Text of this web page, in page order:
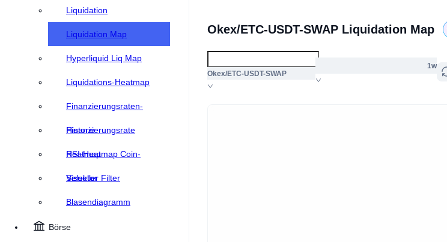
Liquidation
Liquidation Map
Hyperliquid Liq Map
Liquidations-Heatmap
Finanzierungsraten-
Historie
Finanzierungsrate
Heatmap
RSI-Heatmap Coin-
Selektor
Visueller Filter
Blasendiagramm
Börse
Okex/ETC-USDT-SWAP Liquidation Map
Okex/ETC-USDT-SWAP
1w